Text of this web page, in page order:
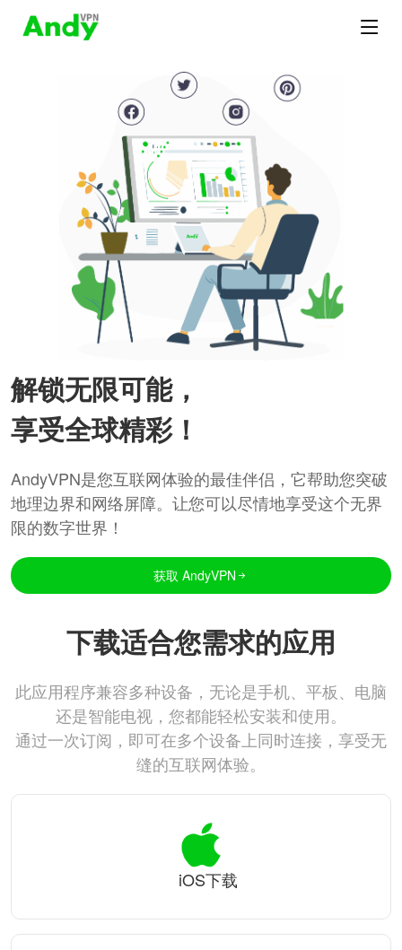
解锁无限可能，
享受全球精彩！
AndyVPN是您互联网体验的最佳伴侣，它帮助您突破
地理边界和网络屏障。让您可以尽情地享受这个无界
限的数字世界！
获取 AndyVPN
下载适合您需求的应用
此应用程序兼容多种设备，无论是手机、平板、电脑
还是智能电视，您都能轻松安装和使用。
通过一次订阅，即可在多个设备上同时连接，享受无
缝的互联网体验。
iOS下载